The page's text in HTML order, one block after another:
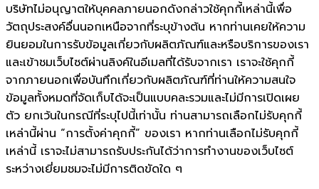
บริษัทไม่อนุญาตให้บุคคลภายนอกดังกล่าวใช้คุกกี้เหล่านี้เพื่อ
วัตถุประสงค์อื่นนอกเหนือจากที่ระบุข้างต้น หากท่านเคยให้ความ
ยินยอมในการรับข้อมูลเกี่ยวกับผลิตภัณฑ์และหรือบริการของเรา
และเข้าชมเว็บไซต์ผ่านลิงค์ในอีเมลที่ได้รับจากเรา เราจะใช้คุกกี้
จากภายนอกเพื่อบันทึกเกี่ยวกับผลิตภัณฑ์ที่ท่านให้ความสนใจ
ข้อมูลทั้งหมดที่จัดเก็บได้จะเป็นแบบคละรวมและไม่มีการเปิดเผย
ตัว ยกเว้นในกรณีที่ระบุไปนี้เท่านั้น ท่านสามารถเลือกไม่รับคุกกี้
เหล่านี้ผ่าน “การตั้งค่าคุกกี้” ของเรา หากท่านเลือกไม่รับคุกกี้
เหล่านี้ เราจะไม่สามารถรับประกันได้ว่าการทำงานของเว็บไซต์
ระหว่างเยี่ยมชมจะไม่มีการติดขัดใด ๆ